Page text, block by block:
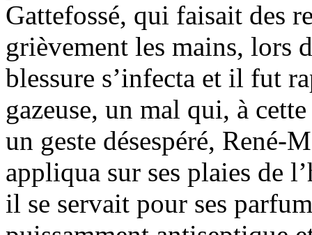
Gattefossé, qui faisait des
grièvement les mains, lors
blessure s’infecta et il fut
gazeuse, un mal qui, à
un geste désespéré, René-
appliqua sur ses plaies de
il se servait pour ses